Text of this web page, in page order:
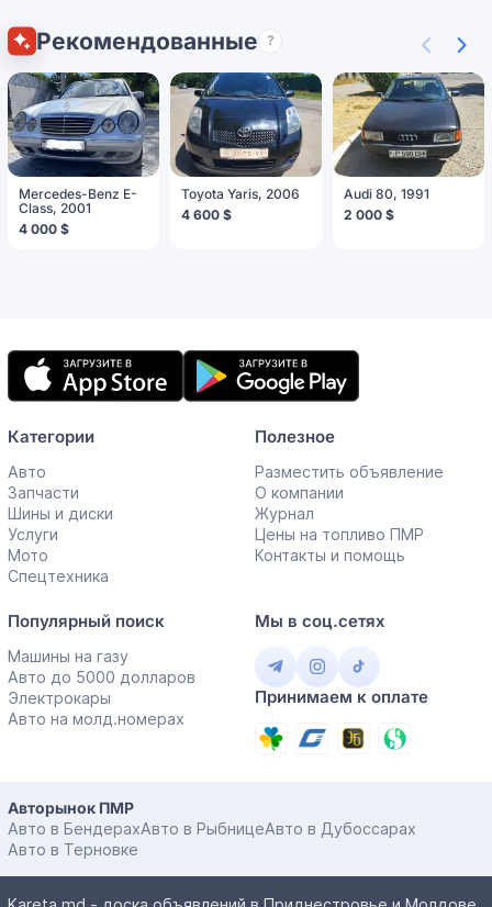
Рекомендованные ?
Mercedes-Benz E-
Class, 2001
4 000 $
Toyota Yaris, 2006
4 600 $
Audi 80, 1991
2 000 $
Мобильное
приложение
Категории
Авто
Запчасти
Шины и диски
Услуги
Мото
Спецтехника
Полезное
Разместить объявление
О компании
Журнал
Цены на топливо ПМР
Контакты и помощь
Популярный поиск
Машины на газу
Авто до 5000 долларов
Электрокары
Авто на молд.номерах
Мы в соц.сетях
Принимаем к оплате
Авторынок ПМР
Авто в БендерахАвто в РыбницеАвто в Дубоссарах
Авто в Терновке